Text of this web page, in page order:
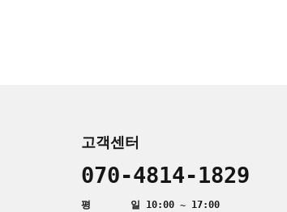
고객센터
070-4814-1829
평 일 10:00 ~ 17:00